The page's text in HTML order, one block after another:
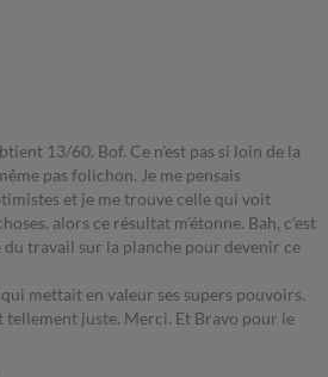
13/60. Bof. Ce n’est pas si loin de la
pas folichon. Je me pensais
et je me trouve celle qui voit
alors ce résultat m’étonne. Bah, c’est
du travail sur la planche pour devenir ce
mettait en valeur ses supers pouvoirs.
tellement juste. Merci. Et Bravo pour le